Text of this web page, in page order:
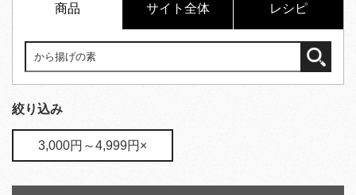
商品 サイト全体 レシピ
絞り込み
3,000円～4,999円×